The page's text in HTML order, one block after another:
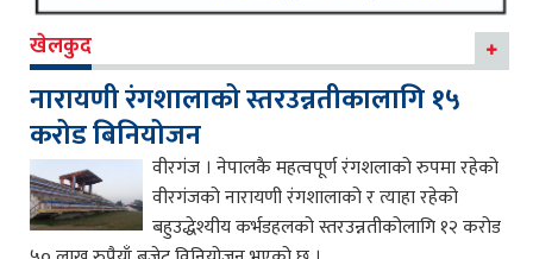
खेलकुद
नारायणी रंगशालाको स्तरउन्नतीकालागि १५
करोड बिनियोजन
वीरगंज । नेपालकै महत्वपूर्ण रंगशलाको रुपमा रहेको
वीरगंजको नारायणी रंगशालाको र त्याहा रहेको
बहुउद्धेश्यीय कर्भडहलको स्तरउन्नतीकोलागि १२ करोड